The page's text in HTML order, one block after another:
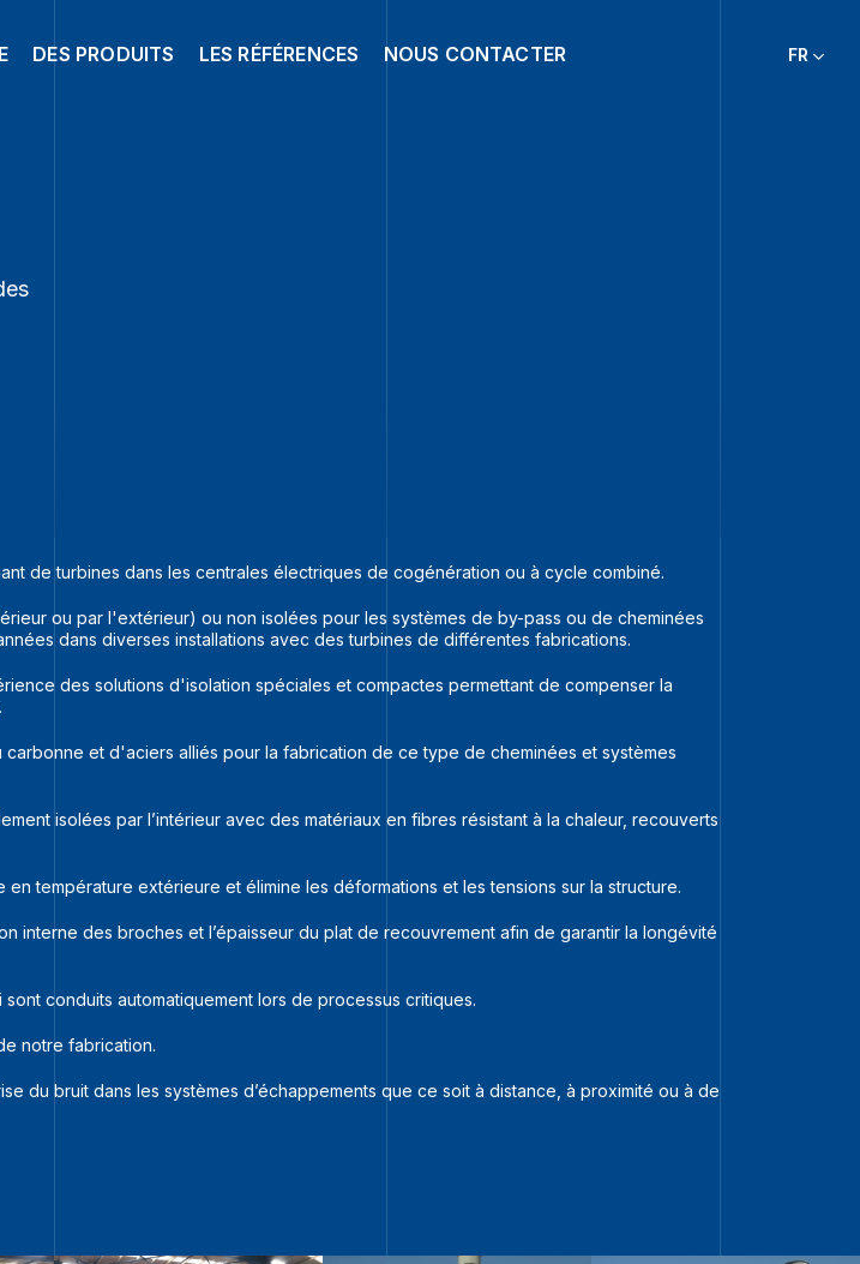
DES PRODUITS LES RÉFÉRENCES NOUS CONTACTER FR
de turbines dans les centrales électriques de cogénération ou à cycle combiné.
ou par l'extérieur) ou non isolées pour les systèmes de by-pass ou de cheminées
dans diverses installations avec des turbines de différentes fabrications.
des solutions d'isolation spéciales et compactes permettant de compenser la
et d'aciers alliés pour la fabrication de ce type de cheminées et systèmes
isolées par l’intérieur avec des matériaux en fibres résistant à la chaleur, recouverts
température extérieure et élimine les déformations et les tensions sur la structure.
interne des broches et l’épaisseur du plat de recouvrement afin de garantir la longévité
conduits automatiquement lors de processus critiques.
notre fabrication.
du bruit dans les systèmes d’échappements que ce soit à distance, à proximité ou à de